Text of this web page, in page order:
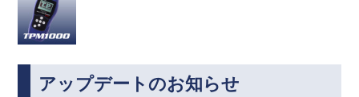
アップデートのお知らせ